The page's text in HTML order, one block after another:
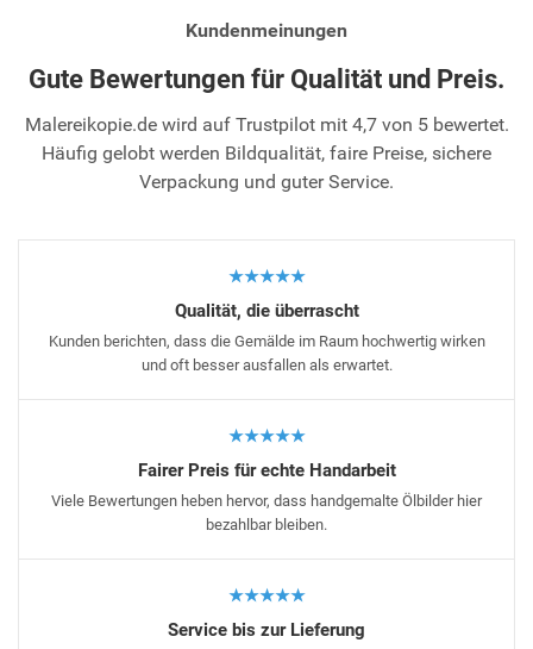
Kundenmeinungen
Gute Bewertungen für Qualität und Preis.
Malereikopie.de wird auf Trustpilot mit 4,7 von 5 bewertet.
Häufig gelobt werden Bildqualität, faire Preise, sichere
Verpackung und guter Service.
★★★★★
Qualität, die überrascht
Kunden berichten, dass die Gemälde im Raum hochwertig wirken
und oft besser ausfallen als erwartet.
★★★★★
Fairer Preis für echte Handarbeit
Viele Bewertungen heben hervor, dass handgemalte Ölbilder hier
bezahlbar bleiben.
★★★★★
Service bis zur Lieferung